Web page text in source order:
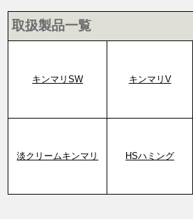
取扱製品一覧
キンマリSW キンマリV
淡クリームキンマリ HSハミング